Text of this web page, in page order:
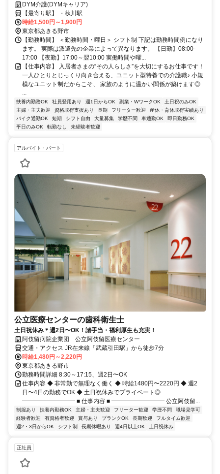
OK⭐️希望シフトで無理なく働ける✨
DYM介護(DYMキャリア)
【最寄り駅】 ・秋川駅
時給1,500円～1,900円
東京都あきる野市
【勤務時間】 ＜勤務時間・曜日＞ シフト制 下記は勤務時間例になり
ます。 実際は派遣先の企業によって異なります。 【日勤】08:00-
17:00 【夜勤】17:00～翌10:00 実働時間や曜...
【仕事内容】 入居者さまの“その人らしさ”を大切にするお仕事です！
一人ひとりとじっくり向き合える、ユニット型特養での介護職♪ 小規
模なユニット制だからこそ、 家族のように温かい関係が築けます◎
...
扶養内勤務OK 社員登用あり 週1日からOK 副業・WワークOK
土日祝のみOK
主婦・主夫歓迎
資格取得支援あり 長期 フリーター歓迎
産休・育休取得実績あり
バイク通勤OK
短期 シフト自由 大量募集 学歴不問 車通勤OK
即日勤務OK
平日のみOK
転勤なし 未経験者歓迎
アルバイト・パート
公立医療センターの歯科衛生士
土日祝休み＊週2日〜OK！諸手当・福利厚生も充実！
阿伎留病院企業団 公立阿伎留医療センター
交通・アクセス JR在来線「武蔵引田駅」から徒歩7分
時給1,480円～2,220円
東京都あきる野市
勤務時間詳細 8:30～17:15、週2日〜OK
仕事内容 ◆ 非常勤で無理なく働く ◆ 時給1480円〜2220円 ◆ 週2
日〜4日の勤務でOK ◆ 土日祝休みでプライベート◎
━━━━━━━━━ ■ 仕事内容 ■ ━━━━━━━━━ 公立阿伎留...
制服あり 扶養内勤務OK 主婦・主夫歓迎 フリーター歓迎 学歴不問
職場見学可
経験者歓迎
有資格者歓迎 賞与あり ブランクOK 長期歓迎
フルタイム歓迎
週2・3日からOK
シフト制 長期休暇あり 週4日以上OK 土日祝休み
正社員